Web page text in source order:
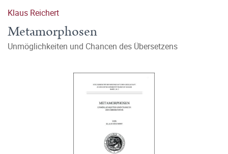
Klaus Reichert
Metamorphosen
Unmöglichkeiten und Chancen des Übersetzens